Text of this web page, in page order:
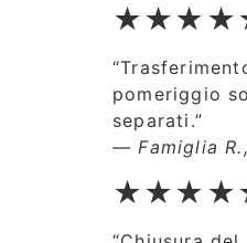
★★★★★
pomeriggio
separati.”
— Famiglia
★★★★★